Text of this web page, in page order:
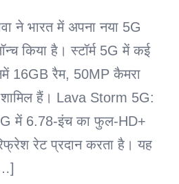
ने भारत में अपना नया 5G
किया है। स्टॉर्म 5G में कई
16GB रैम, 50MP कैमरा
हैं। Lava Storm 5G:
में 6.78-इंच का फुल-HD+
रेट प्रदान करता है। यह